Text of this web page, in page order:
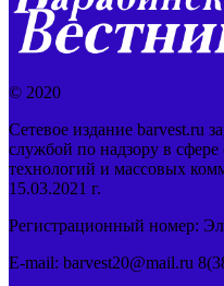
© 2020
Сетевое издание barvest.ru
службой по надзору в
технологий и массовых
15.03.2021 г.
Регистрационный номер:
E-mail: barvest20@mail.ru